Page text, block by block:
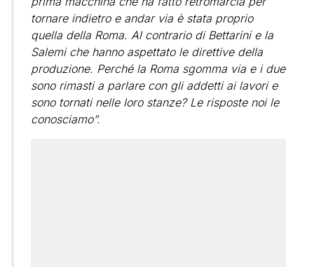
tornare indietro e andar via è stata proprio
quella della Roma. Al contrario di Bettarini e la
Salemi che hanno aspettato le direttive della
produzione. Perché la Roma sgomma via e i due
sono rimasti a parlare con gli addetti ai lavori e
sono tornati nelle loro stanze? Le risposte noi le
conosciamo”.